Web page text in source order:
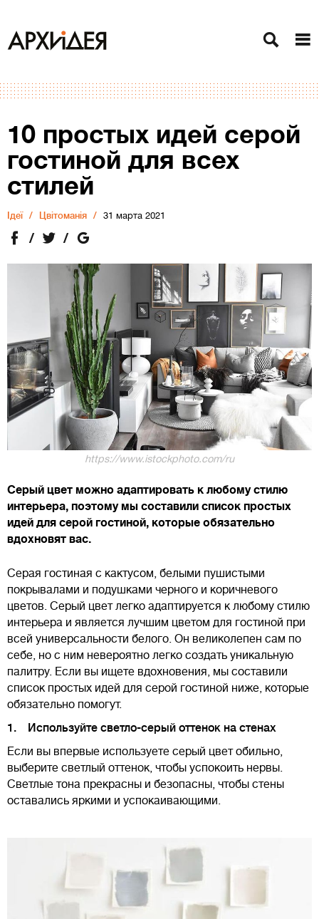
10 простых идей серой
гостиной для всех
стилей
Ідеї Цвітоманія 31 марта 2021
https://www.istockphoto.com/ru
Серый цвет можно адаптировать к любому стилю
интерьера, поэтому мы составили список простых
идей для серой гостиной, которые обязательно
вдохновят вас.
Серая гостиная с кактусом, белыми пушистыми
покрывалами и подушками черного и коричневого
цветов. Серый цвет легко адаптируется к любому стилю
интерьера и является лучшим цветом для гостиной при
всей универсальности белого. Он великолепен сам по
себе, но с ним невероятно легко создать уникальную
палитру. Если вы ищете вдохновения, мы составили
список простых идей для серой гостиной ниже, которые
обязательно помогут.
1. Используйте светло-серый оттенок на стенах
Если вы впервые используете серый цвет обильно,
выберите светлый оттенок, чтобы успокоить нервы.
Светлые тона прекрасны и безопасны, чтобы стены
оставались яркими и успокаивающими.